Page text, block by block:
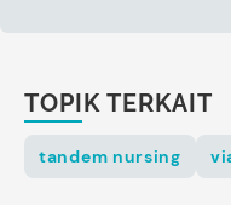
TOPIK TERKAIT
tandem nursing